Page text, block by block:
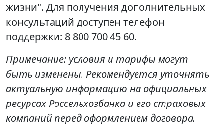
жизни". Для получения дополнительных
консультаций доступен телефон
поддержки: 8 800 700 45 60.
Примечание: условия и тарифы могут
быть изменены. Рекомендуется уточнять
актуальную информацию на официальных
ресурсах Россельхозбанка и его страховых
компаний перед оформлением договора.